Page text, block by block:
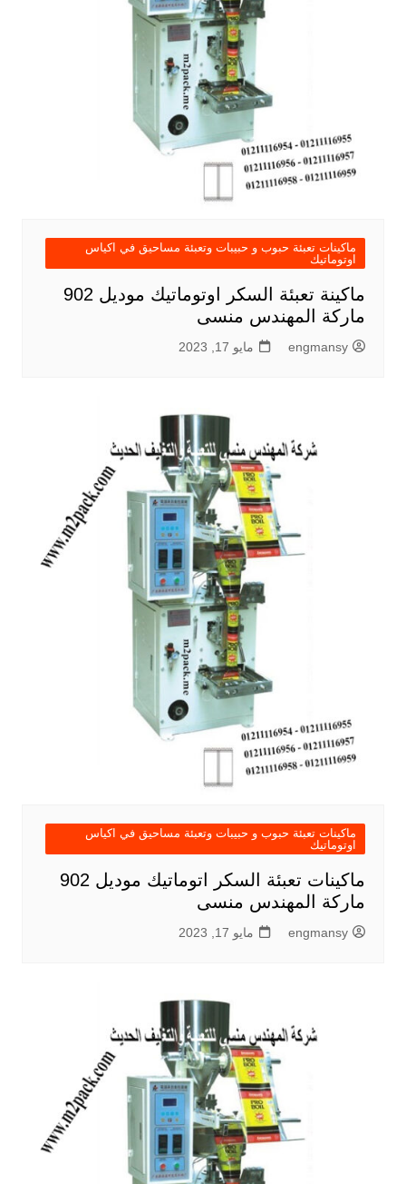
ماكينات تعبئة حبوب و حبيبات وتعبئة مساحيق في اكياس
اوتوماتيك
ماكينة تعبئة السكر اوتوماتيك موديل 902
ماركة المهندس منسى
engmansy مايو 17, 2023
ماكينات تعبئة حبوب و حبيبات وتعبئة مساحيق في اكياس
اوتوماتيك
ماكينات تعبئة السكر اتوماتيك موديل 902
ماركة المهندس منسى
engmansy مايو 17, 2023